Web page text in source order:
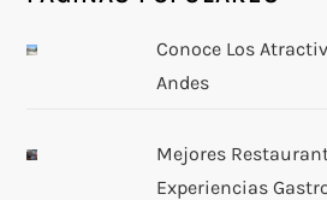
Conoce Los
Andes
Mejores
Experiencias